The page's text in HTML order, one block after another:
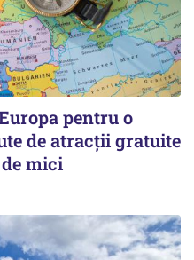
pentru o
de atracții gratuite
mici